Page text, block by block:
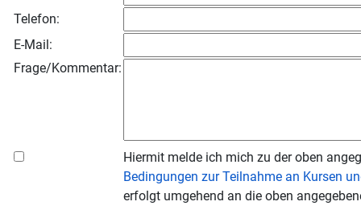
Telefon:
E-Mail:
Frage/Kommentar:
Hiermit melde ich mich zu der oben
Bedingungen zur Teilnahme an Kursen
erfolgt umgehend an die oben